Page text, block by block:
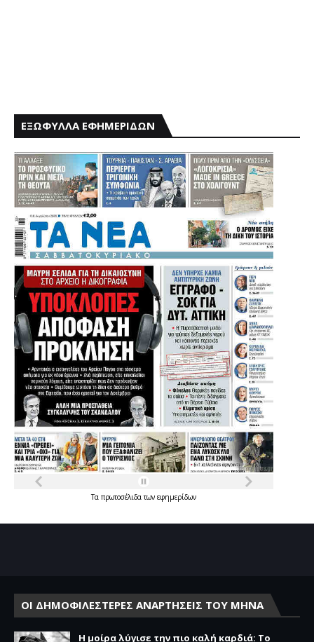
ΕΞΩΦΥΛΛΑ ΕΦΗΜΕΡΙΔΩΝ
Τα πρωτοσέλιδατων εφημερίδων
ΟΙ ΔΗΜΟΦΙΛΕΣΤΕΡΕΣ ΑΝΑΡΤΗΣΕΙΣ ΤΟΥ ΜΗΝΑ
Η μοίρα λύγισε την πιο καλή καρδιά: Το